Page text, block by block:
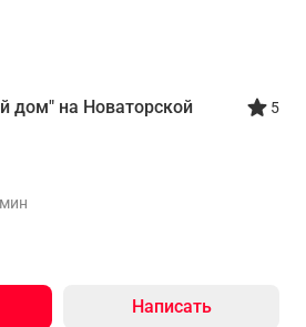
дом" на Новаторской 5
Написать